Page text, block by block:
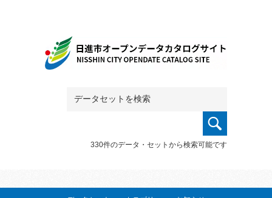
330件のデータ・セットから検索可能です